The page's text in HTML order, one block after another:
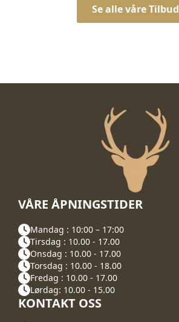
Se alle våre Tilbud
VÅRE ÅPNINGSTIDER
Mandag : 10:00 – 17:00
Tirsdag : 10.00 - 17.00
Onsdag : 10.00 - 17.00
Torsdag : 10.00 - 18.00
Fredag : 10.00 - 17.00
Lørdag: 10.00 - 15.00
KONTAKT OSS